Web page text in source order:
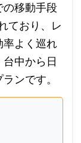
の移動手段
ており、レ
率よく巡れ
中から日
ンです。